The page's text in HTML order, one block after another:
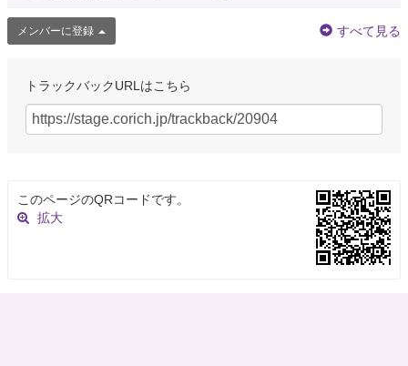
メンバーに登録 すべて見る
トラックバックURLはこちら
このページのQRコードです。
拡大